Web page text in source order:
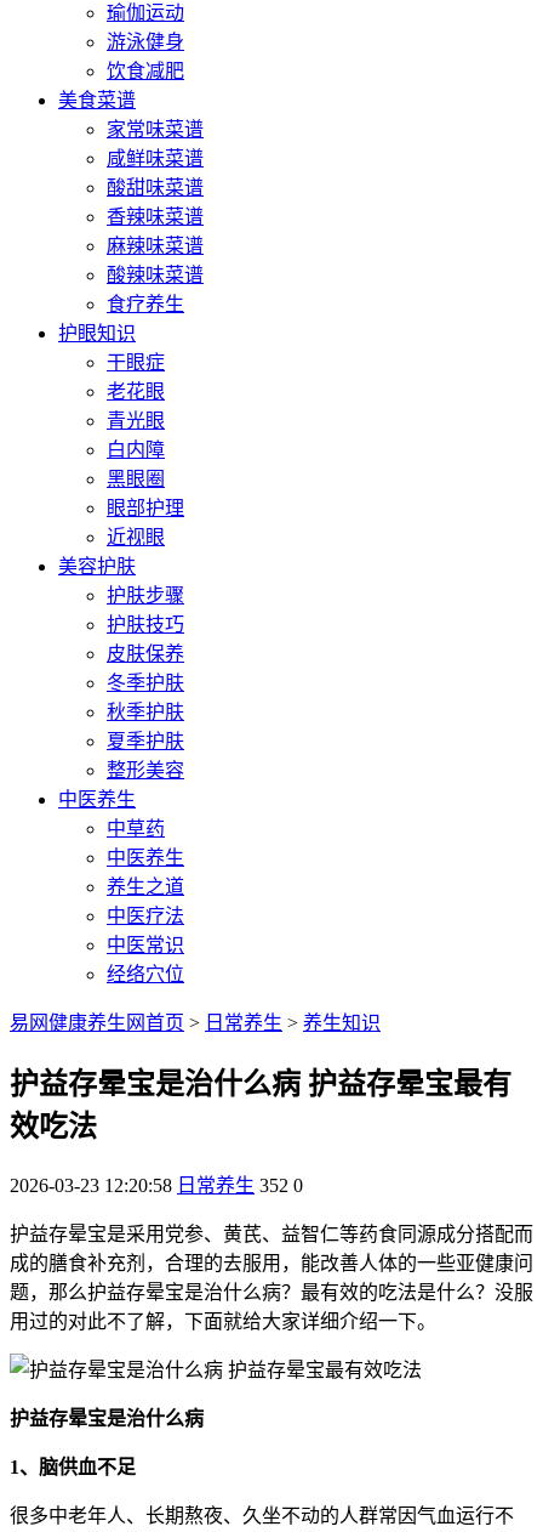
瑜伽运动
游泳健身
饮食减肥
美食菜谱
家常味菜谱
咸鲜味菜谱
酸甜味菜谱
香辣味菜谱
麻辣味菜谱
酸辣味菜谱
食疗养生
护眼知识
干眼症
老花眼
青光眼
白内障
黑眼圈
眼部护理
近视眼
美容护肤
护肤步骤
护肤技巧
皮肤保养
冬季护肤
秋季护肤
夏季护肤
整形美容
中医养生
中草药
中医养生
养生之道
中医疗法
中医常识
经络穴位
易网健康养生网首页 > 日常养生 > 养生知识
护益存晕宝是治什么病 护益存晕宝最有
效吃法
2026-03-23 12:20:58 日常养生 352 0
护益存晕宝是采用党参、黄芪、益智仁等药食同源成分搭配而
成的膳食补充剂，合理的去服用，能改善人体的一些亚健康问
题，那么护益存晕宝是治什么病？最有效的吃法是什么？没服
用过的对此不了解，下面就给大家详细介绍一下。
护益存晕宝是治什么病
1、脑供血不足
很多中老年人、长期熬夜、久坐不动的人群常因气血运行不